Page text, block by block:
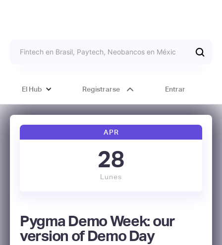
El Hub Registrarse Entrar
APR
28
Lunes
Pygma Demo Week: our
version of Demo Day